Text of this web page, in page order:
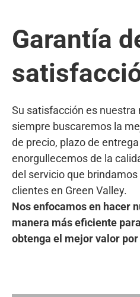
Garantía
Su satisfacción es nuestra
siempre buscaremos la
de precio, plazo de
enorgullecemos de la
del servicio que
clientes en Green Valley.
Nos enfocamos en hacer
manera más eficiente
obtenga el mejor valor